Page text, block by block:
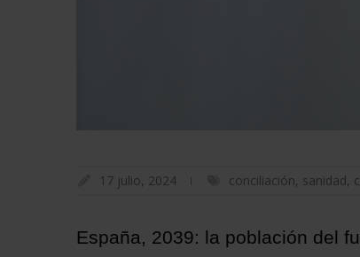
17 julio, 2024 conciliación, sanidad,
España, 2039: la población del